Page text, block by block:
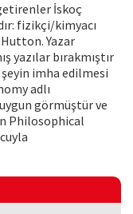
İskoç
fizikçi/kimyacı
Yazar
yazılar bırakmıştır
imha edilmesi
adlı
görmüştür ve
Philosophical